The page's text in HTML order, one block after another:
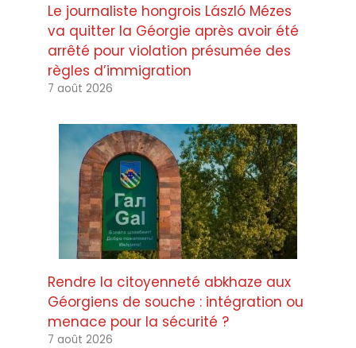
Le journaliste hongrois László Mézes
va quitter la Géorgie après avoir été
arrêté pour violation présumée des
règles d’immigration
7 août 2026
Rendre la citoyenneté abkhaze aux
Géorgiens de souche : intégration ou
menace pour la sécurité ?
7 août 2026